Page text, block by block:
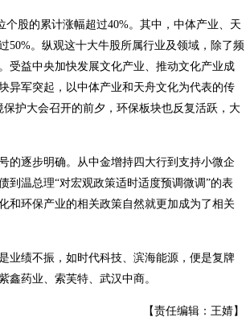
股的累计涨幅超过40%。其中，中体产业、天
50%。纵观这十大牛股所属行业及领域，除了频
受益中央加快发展文化产业、推动文化产业成
异军突起，以中体产业和天舟文化为代表的传
护大会召开的前夕，环保板块也反复活跃，大
的逐步明确。从中金增持四大行到支持小微企
到温总理“对宏观政策适时适度预调微调”的表
和环保产业的相关政策自然就更加成为了相关
业绩不振，如时代科技、滨海能源，便是复牌
鑫药业、索芙特、武汉中商。
【责任编辑：王婧】